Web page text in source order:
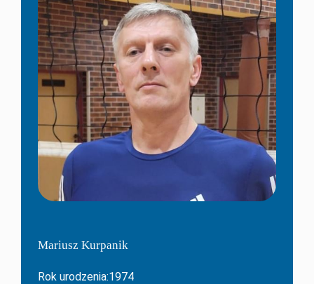
Mariusz Kurpanik
Rok urodzenia:1974